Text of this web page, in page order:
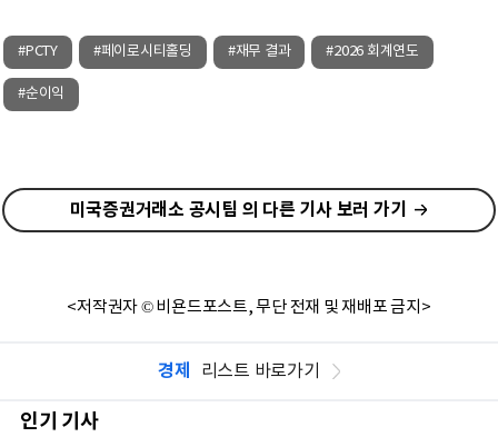
#PCTY #페이로시티홀딩 #재무 결과 #2026 회계연도
#순이익
미국증권거래소 공시팀 의 다른 기사 보러 가기
<저작권자 © 비욘드포스트, 무단 전재 및 재배포 금지>
경제 리스트 바로가기
인기 기사